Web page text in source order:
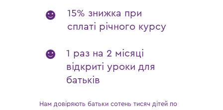
15% знижка при
сплаті річного курсу
1 раз на 2 місяці
відкриті уроки для
батьків
Нам довіряють батьки сотень тисяч дітей по